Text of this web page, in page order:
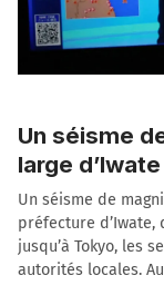
Un séisme
large
Un séisme de
préfecture d’Iwate,
jusqu’à Tokyo, les
autorités locales.